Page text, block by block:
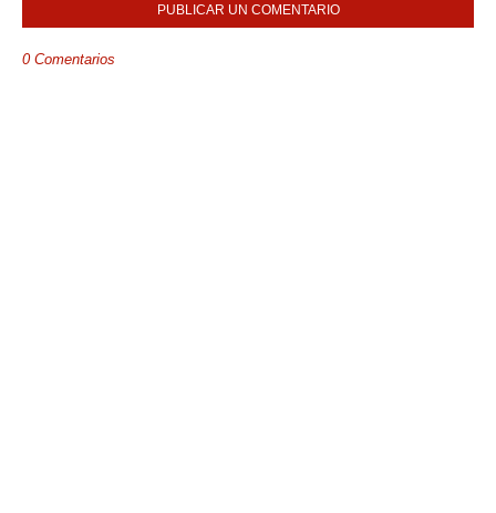
PUBLICAR UN COMENTARIO
0 Comentarios